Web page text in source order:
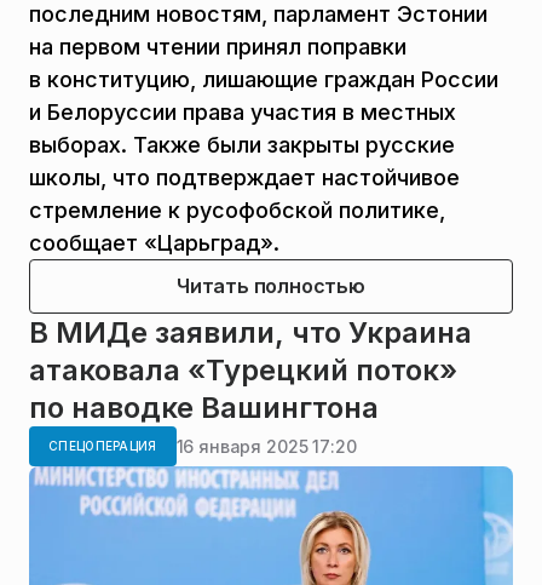
последним новостям, парламент Эстонии
на первом чтении принял поправки
в конституцию, лишающие граждан России
и Белоруссии права участия в местных
выборах. Также были закрыты русские
школы, что подтверждает настойчивое
стремление к русофобской политике,
сообщает «Царьград».
Читать полностью
В МИДе заявили, что Украина
атаковала «Турецкий поток»
по наводке Вашингтона
СПЕЦОПЕРАЦИЯ 16 января 2025 17:20